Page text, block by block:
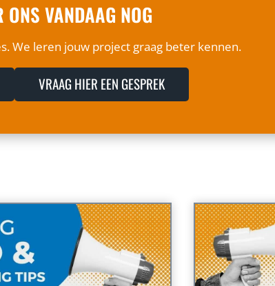
ONS VANDAAG NOG
We leren jouw project graag beter kennen.
VRAAG HIER EEN GESPREK